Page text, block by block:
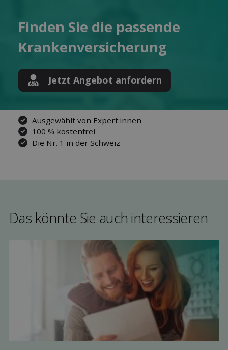
Finden Sie die pas­sende
Kranken­versicherung
Jetzt Angebot anfordern
Ausgewählt von Expert:innen
100 % kostenfrei
Die Nr. 1 in der Schweiz
Das könnte Sie auch interessieren